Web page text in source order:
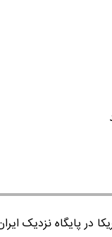
در پایگاه نزدیک